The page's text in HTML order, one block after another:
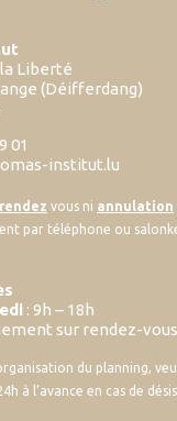
Liberté
(Déifferdang)
01
institut.lu
vous ni annulation
par téléphone ou
: 9h – 18h
sur rendez-vous
du planning,
à l’avance en cas de